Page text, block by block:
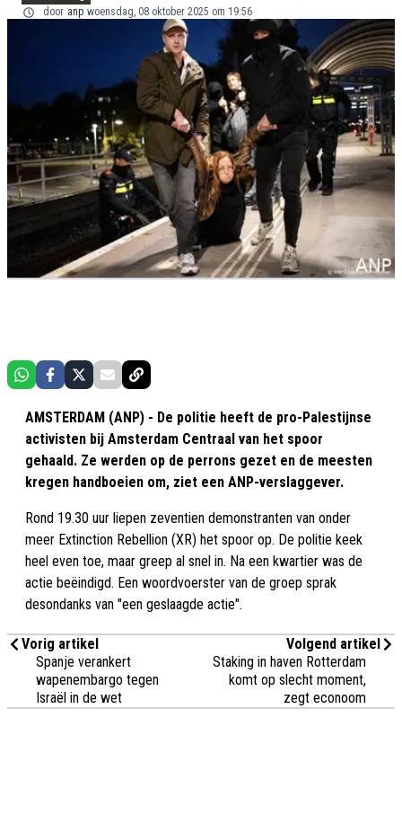
door anp woensdag, 08 oktober 2025 om 19:56
AMSTERDAM (ANP) - De politie heeft de pro-Palestijnse
activisten bij Amsterdam Centraal van het spoor
gehaald. Ze werden op de perrons gezet en de meesten
kregen handboeien om, ziet een ANP-verslaggever.
Rond 19.30 uur liepen zeventien demonstranten van onder
meer Extinction Rebellion (XR) het spoor op. De politie keek
heel even toe, maar greep al snel in. Na een kwartier was de
actie beëindigd. Een woordvoerster van de groep sprak
desondanks van "een geslaagde actie".
Vorig artikel
Spanje verankert
wapenembargo tegen
Israël in de wet
Volgend artikel
Staking in haven Rotterdam
komt op slecht moment,
zegt econoom